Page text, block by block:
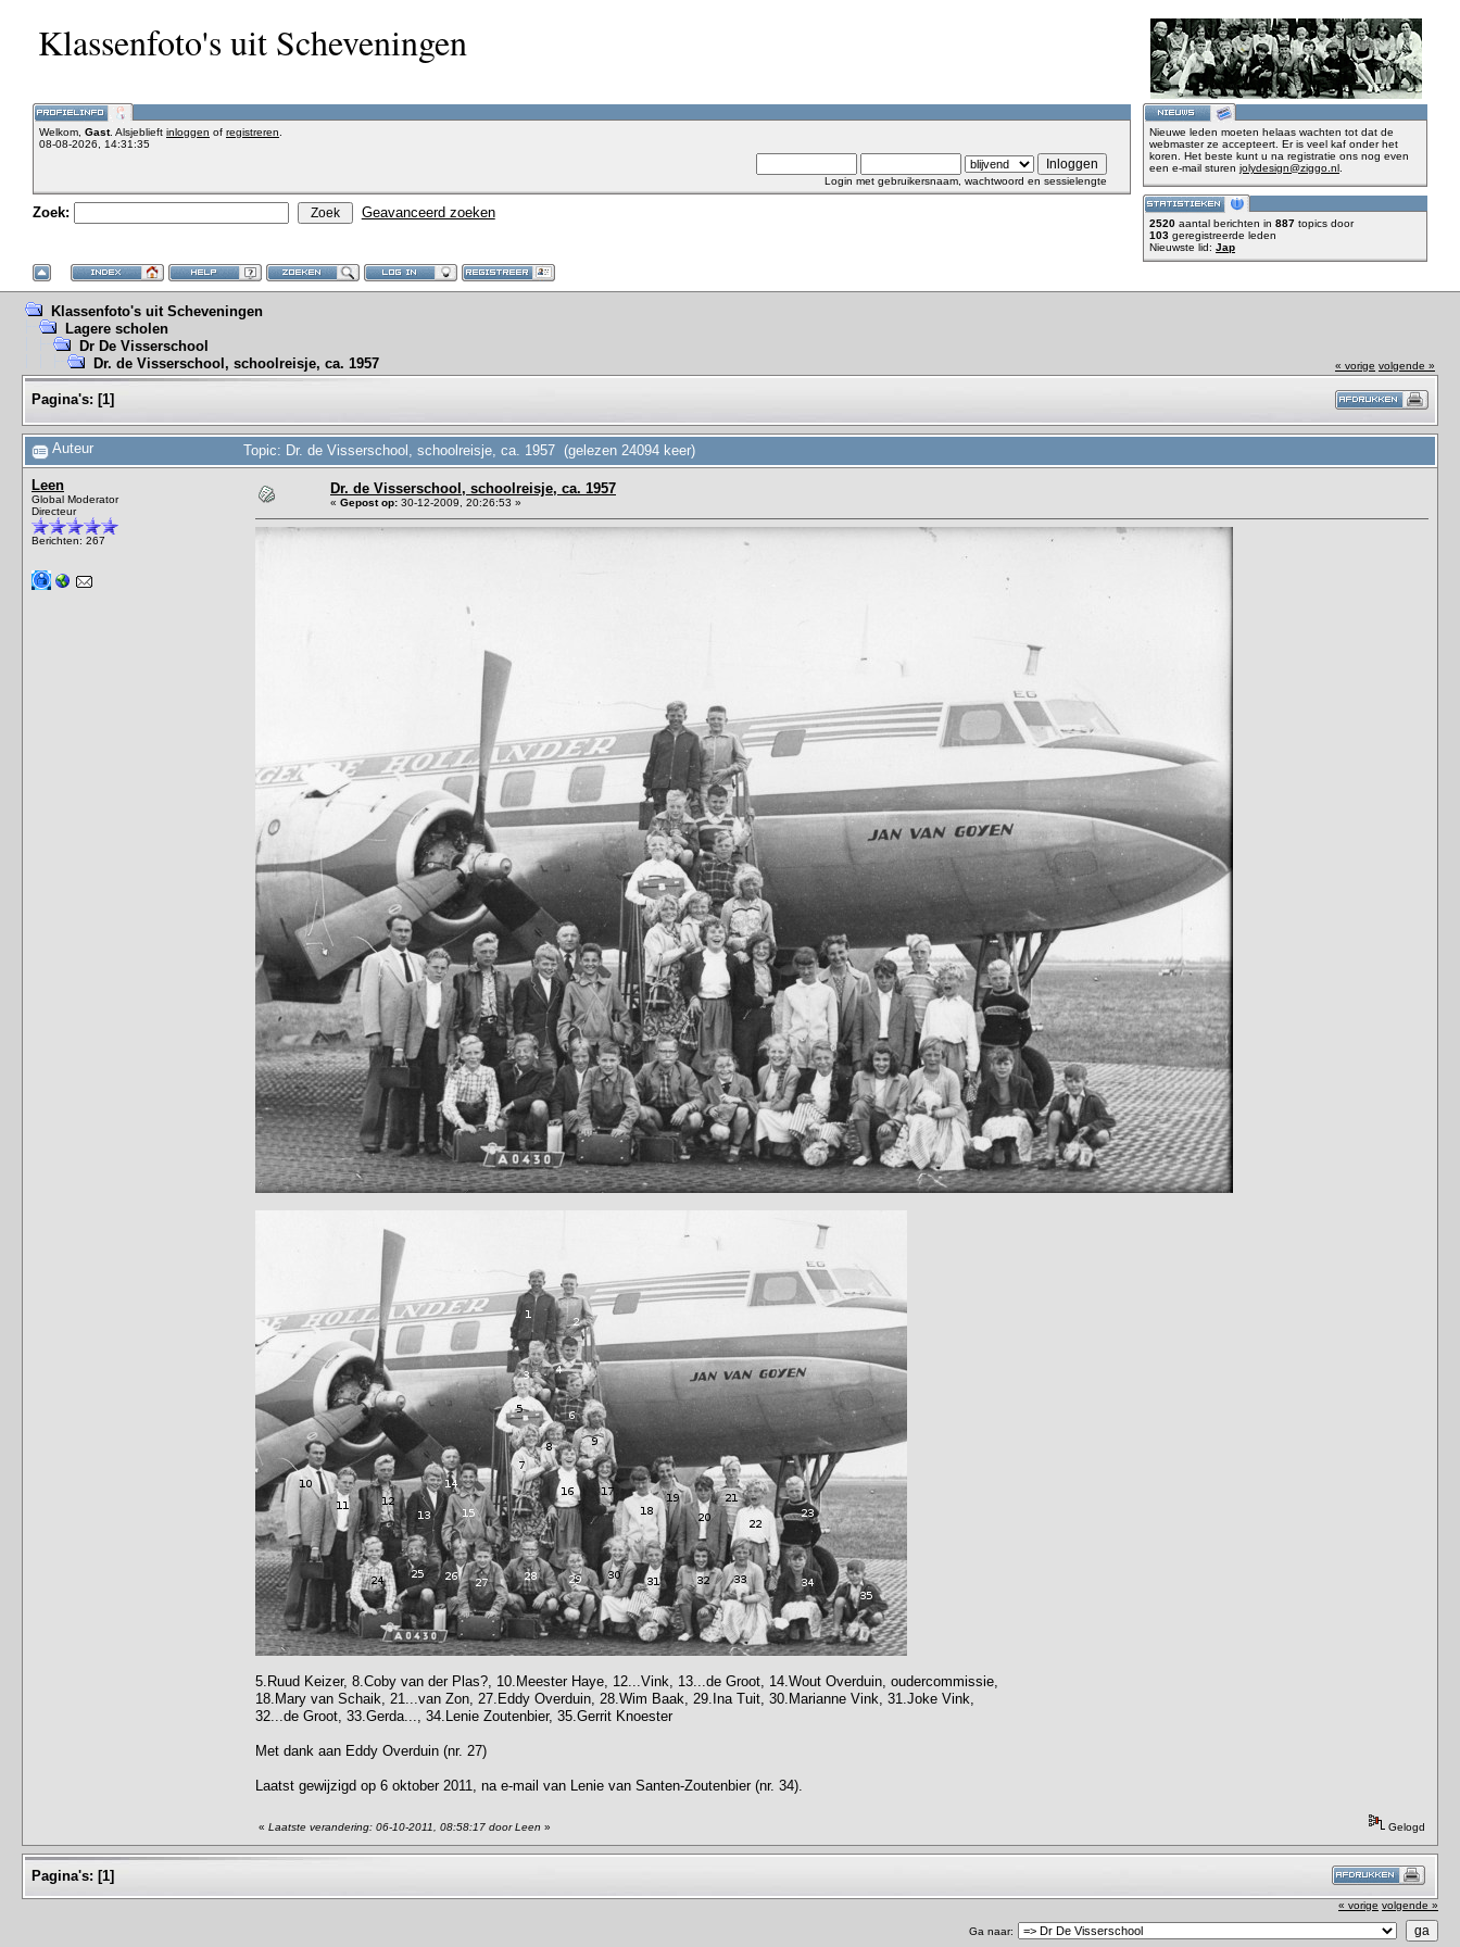
Klassenfoto's uit Scheveningen
Welkom, Gast. Alsjeblieft inloggen of registreren
08-08-2026, 14:31:35
Login met gebruikersnaam, wachtwoord en sessielengte
Zoek: Geavanceerd zoeken
Nieuwe leden moeten helaas wachten tot dat de
webmaster ze accepteert. Er is veel kaf onder het
koren. Het beste kunt u na registratie ons nog even
een e-mail sturen jolydesign@ziggo.nl
2520 aantal berichten in 887 topics door
103 geregistreerde leden
Nieuwste lid: Jap
Klassenfoto's uit Scheveningen
Lagere scholen
Dr De Visserschool
Dr. de Visserschool, schoolreisje, ca. 1957
« vorige volgende »
Pagina's: [1]
Auteur Topic: Dr. de Visserschool, schoolreisje, ca. 1957 (gelezen 24094 keer)
Leen
Global Moderator
Directeur
Berichten: 267
Dr. de Visserschool, schoolreisje, ca. 1957
« Gepost op: 30-12-2009, 20:26:53 »
5.Ruud Keizer, 8.Coby van der Plas?, 10.Meester Haye, 12...Vink, 13...de Groot, 14.Wout Overduin, oudercommissie,
18.Mary van Schaik, 21...van Zon, 27.Eddy Overduin, 28.Wim Baak, 29.Ina Tuit, 30.Marianne Vink, 31.Joke Vink,
32...de Groot, 33.Gerda..., 34.Lenie Zoutenbier, 35.Gerrit Knoester
Met dank aan Eddy Overduin (nr. 27)
Laatst gewijzigd op 6 oktober 2011, na e-mail van Lenie van Santen-Zoutenbier (nr. 34).
« Laatste verandering: 06-10-2011, 08:58:17 door Leen » Gelogd
Pagina's: [1]
« vorige volgende »
Ga naar: